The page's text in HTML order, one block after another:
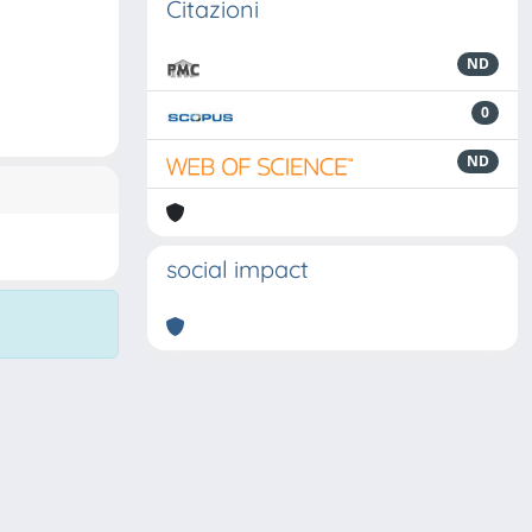
Citazioni
ND
0
ND
social impact